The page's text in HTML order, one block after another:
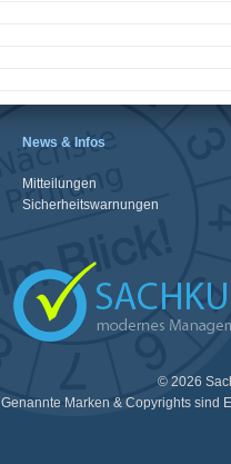
News & Infos
Mitteilungen
Sicherheitswarnungen
© 2026
Genannte Marken & Copyrights sind